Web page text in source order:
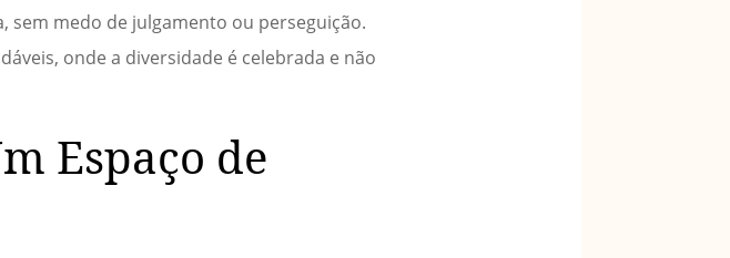
sem medo de julgamento ou perseguição.
onde a diversidade é celebrada e não
Espaço de